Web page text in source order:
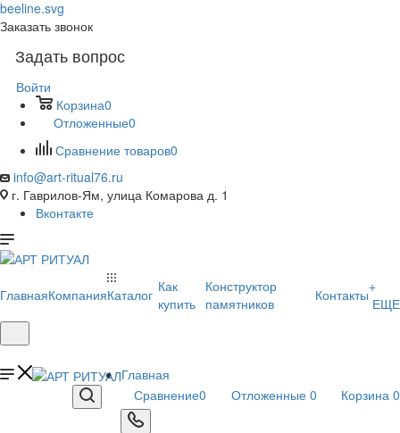
Заказать звонок
Задать вопрос
Войти
Корзина0
Отложенные0
Сравнение товаров0
info@art-ritual76.ru
г. Гаврилов-Ям, улица Комарова д. 1
Вконтакте
ГлавнаяКомпанияКаталог Как
купить
Конструктор
памятников
Контакты+
ЕЩЕ
Сравнение0 Отложенные 0 Корзина 0
Главная